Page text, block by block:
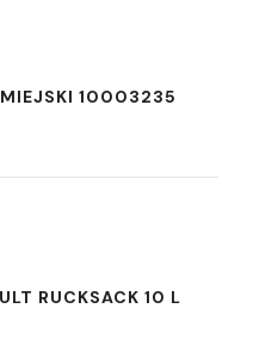
MIEJSKI 10003235
RUCKSACK 10 L